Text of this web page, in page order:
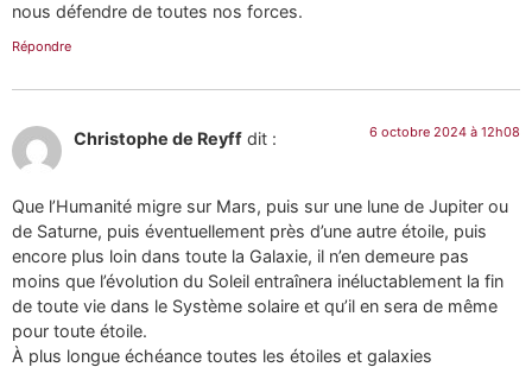
nous défendre de toutes nos forces.
Répondre
Christophe de Reyff dit : 6 octobre 2024 à 12h08
Que l’Humanité migre sur Mars, puis sur une lune de Jupiter ou
de Saturne, puis éventuellement près d’une autre étoile, puis
encore plus loin dans toute la Galaxie, il n’en demeure pas
moins que l’évolution du Soleil entraînera inéluctablement la fin
de toute vie dans le Système solaire et qu’il en sera de même
pour toute étoile.
À plus longue échéance toutes les étoiles et galaxies